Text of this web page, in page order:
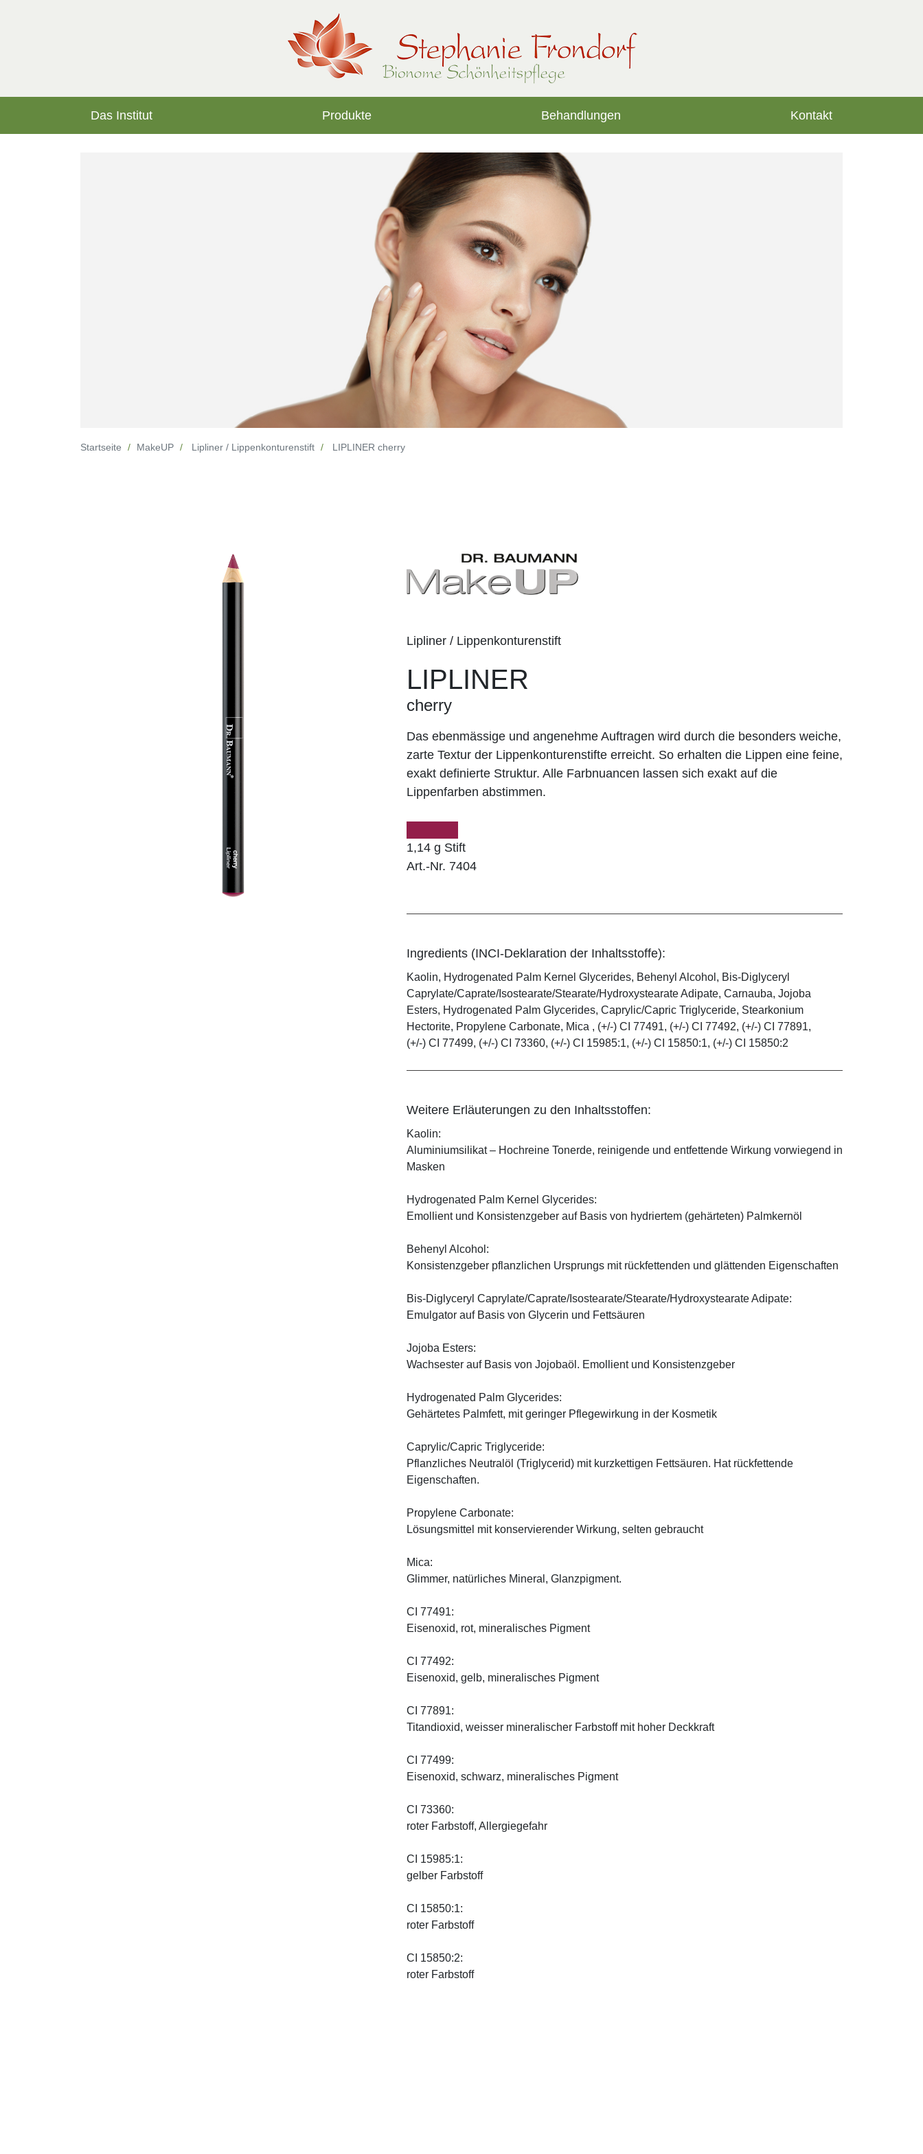
Das Institut Produkte Behandlungen Kontakt
Startseite MakeUP Lipliner / Lippenkonturenstift LIPLINER cherry
Lipliner / Lippenkonturenstift
LIPLINER
cherry
Das ebenmässige und angenehme Auftragen wird durch die besonders weiche,
zarte Textur der Lippenkonturenstifte erreicht. So erhalten die Lippen eine feine,
exakt definierte Struktur. Alle Farbnuancen lassen sich exakt auf die
Lippenfarben abstimmen.
1,14 g Stift
Art.-Nr. 7404
Ingredients (INCI-Deklaration der Inhaltsstoffe):
Kaolin, Hydrogenated Palm Kernel Glycerides, Behenyl Alcohol, Bis-Diglyceryl
Caprylate/Caprate/Isostearate/Stearate/Hydroxystearate Adipate, Carnauba, Jojoba
Esters, Hydrogenated Palm Glycerides, Caprylic/Capric Triglyceride, Stearkonium
Hectorite, Propylene Carbonate, Mica , (+/-) CI 77491, (+/-) CI 77492, (+/-) CI 77891,
(+/-) CI 77499, (+/-) CI 73360, (+/-) CI 15985:1, (+/-) CI 15850:1, (+/-) CI 15850:2
Weitere Erläuterungen zu den Inhaltsstoffen:
Kaolin:
Aluminiumsilikat – Hochreine Tonerde, reinigende und entfettende Wirkung vorwiegend in
Masken
Hydrogenated Palm Kernel Glycerides:
Emollient und Konsistenzgeber auf Basis von hydriertem (gehärteten) Palmkernöl
Behenyl Alcohol:
Konsistenzgeber pflanzlichen Ursprungs mit rückfettenden und glättenden Eigenschaften
Bis-Diglyceryl Caprylate/Caprate/Isostearate/Stearate/Hydroxystearate Adipate:
Emulgator auf Basis von Glycerin und Fettsäuren
Jojoba Esters:
Wachsester auf Basis von Jojobaöl. Emollient und Konsistenzgeber
Hydrogenated Palm Glycerides:
Gehärtetes Palmfett, mit geringer Pflegewirkung in der Kosmetik
Caprylic/Capric Triglyceride:
Pflanzliches Neutralöl (Triglycerid) mit kurzkettigen Fettsäuren. Hat rückfettende
Eigenschaften.
Propylene Carbonate:
Lösungsmittel mit konservierender Wirkung, selten gebraucht
Mica:
Glimmer, natürliches Mineral, Glanzpigment.
CI 77491:
Eisenoxid, rot, mineralisches Pigment
CI 77492:
Eisenoxid, gelb, mineralisches Pigment
CI 77891:
Titandioxid, weisser mineralischer Farbstoff mit hoher Deckkraft
CI 77499:
Eisenoxid, schwarz, mineralisches Pigment
CI 73360:
roter Farbstoff, Allergiegefahr
CI 15985:1:
gelber Farbstoff
CI 15850:1:
roter Farbstoff
CI 15850:2:
roter Farbstoff